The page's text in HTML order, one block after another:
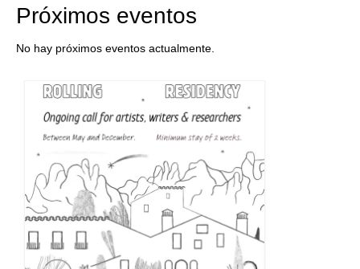
Próximos eventos
No hay próximos eventos actualmente.